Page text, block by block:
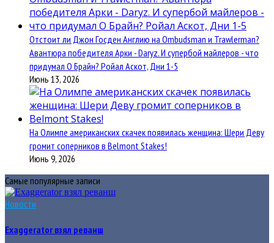
Отстоит ли Джон Госден Англию на Ombudsman и Trawlerman?
Авантюра победителя Арки - Daryz. И супербой майлеров - что
придумал О Брайн? Ройал Аскот, Дни 1-5
Июнь 13, 2026
На Олимпе американских скачек появилась женщина: Шери Деву
громит соперников в Belmont Stakes!
Июнь 9, 2026
Самые популярные записи
Новости
Exaggerator взял реванш